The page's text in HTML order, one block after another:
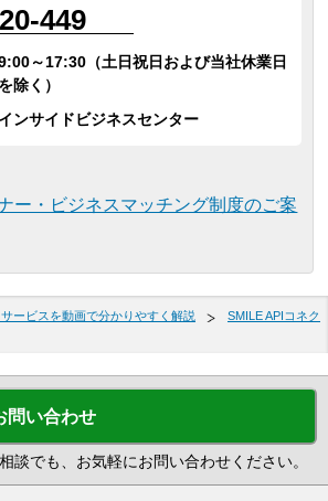
449
～17:30（土日祝日および当社休業日
を除く）
インサイドビジネスセンター
ー・ビジネスマッチング制度のご案
ービスを動画で分かりやすく解説
SMILE APIコネク
問い合わせ
談でも、お気軽にお問い合わせください。